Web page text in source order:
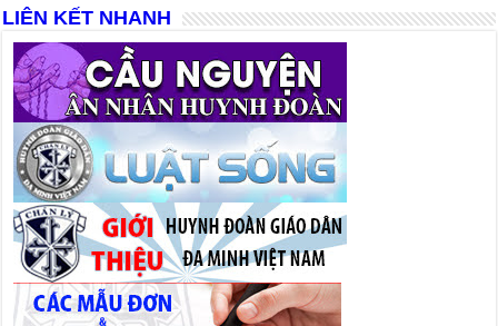
LIÊN KẾT NHANH